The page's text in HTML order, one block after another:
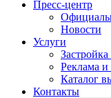
Пресс-центр
Новости
Услуги
Реклама и
Каталог
Контакты